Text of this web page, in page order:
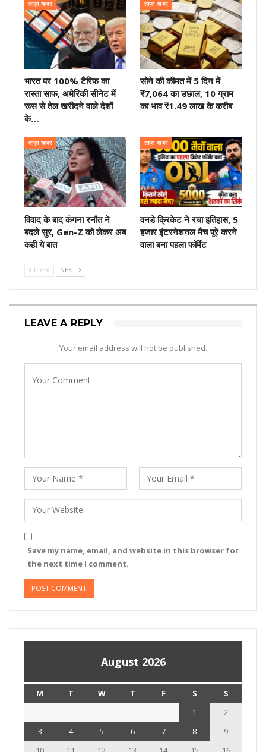
ताज़ा खबर
भारत पर 100% टैरिफ का
रास्ता साफ, अमेरिकी सीनेट में
रूस से तेल खरीदने वाले देशों
के…
ताज़ा खबर
सोने की कीमत में 5 दिन में
₹7,064 का उछाल, 10 ग्राम
का भाव ₹1.49 लाख के करीब
ताज़ा खबर
विवाद के बाद कंगना रनौत ने
बदले सुर, Gen-Z को लेकर अब
कही ये बात
ताज़ा खबर
वनडे क्रिकेट ने रचा इतिहास, 5
हजार इंटरनेशनल मैच पूरे करने
वाला बना पहला फॉर्मेट
PREV NEXT
LEAVE A REPLY
Your email address will not be published.
Save my name, email, and website in this browser for
the next time I comment.
August 2026
M T W T F S
S
1
2
3
4 5 6 7 8
9